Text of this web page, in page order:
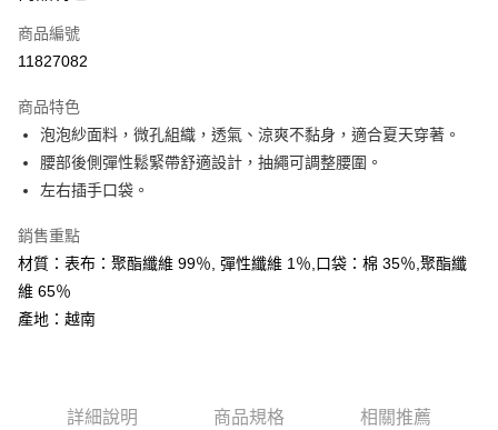
Apple Pay
悠遊付
Google Pay
全盈+PAY
大哥付你分期
相關說明
【大哥付你分期使用說明】
1.本服務由台灣大哥大提供，台灣大哥大用戶可立即使用無須另外申請。
4.訂單成立30分鐘內，如未前往確認交易或遇審核未通過，訂單將自動取
AFTEE先享後付
１．簡單：不需註冊會員、不需綁卡、不需儲值。
商品編號
11827082
商品特色
泡泡紗面料，微孔組織，透氣、涼爽不黏身，適合夏天穿著。
腰部後側彈性鬆緊帶舒適設計，抽繩可調整腰圍。
左右插手口袋。
銷售重點
材質：表布：聚酯纖維 99％, 彈性纖維 1％,口袋：棉 35％,聚酯纖
維 65％
產地：越南
詳細說明 商品規格 相關推薦